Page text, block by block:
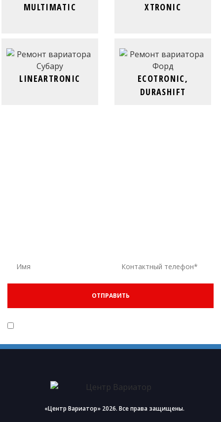
MULTIMATIC XTRONIC
LINEARTRONIC
ECOTRONIC,
DURASHIFT
ОТПРАВИТЬ
«Центр Вариатор» 2026.Все права защищены.